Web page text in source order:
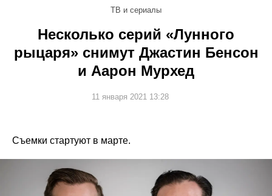
ТВ и сериалы
Несколько серий «Лунного
рыцаря» снимут Джастин Бенсон
и Аарон Мурхед
11 января 2021 13:28
Съемки стартуют в марте.